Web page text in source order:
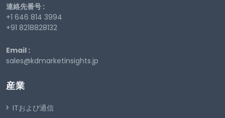
連絡先番号 :
+1 646 814 3994
+91 8218828132
Email :
sales@kdmarketinsights.jp
産業
ITおよび通信